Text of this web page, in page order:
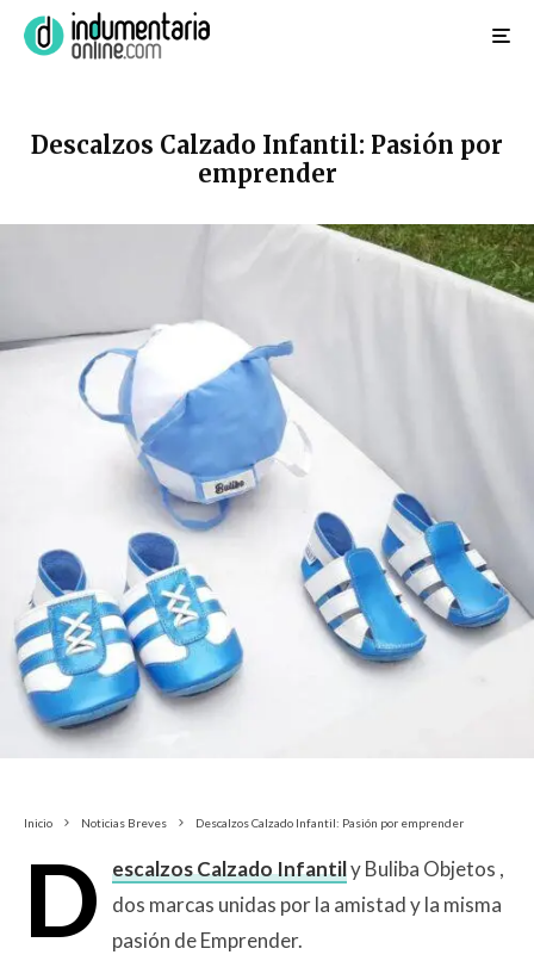
Descalzos Calzado Infantil: Pasión por
emprender
Inicio Noticias Breves Descalzos Calzado Infantil: Pasión por emprender
D escalzos Calzado Infantily Buliba Objetos ,
dos marcas unidas por la amistad y la misma
pasión de Emprender.